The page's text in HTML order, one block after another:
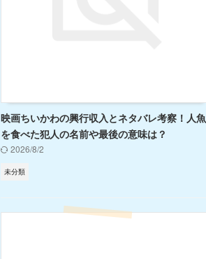
映画ちいかわの興行収入とネタバレ考察！人魚
を食べた犯人の名前や最後の意味は？
2026/8/2
未分類